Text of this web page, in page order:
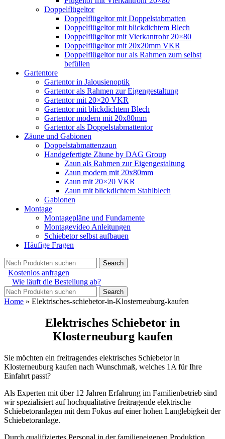
Doppelflügeltor
Doppelflügeltor mit Doppelstabmatten
Doppelflügeltor mit blickdichtem Blech
Doppelflügeltor mit Vierkantrohr 20×80
Doppelflügeltor mit 20x20mm VKR
Doppelflügeltor nur als Rahmen zum selbst
befüllen
Gartentore
Gartentor in Jalousienoptik
Gartentor als Rahmen zur Eigengestaltung
Gartentor mit 20×20 VKR
Gartentor mit blickdichtem Blech
Gartentor modern mit 20x80mm
Gartentor als Doppelstabmattentor
Zäune und Gabionen
Doppelstabmattenzaun
Handgefertigte Zäune by DAG Group
Zaun als Rahmen zur Eigengestaltung
Zaun modern mit 20x80mm
Zaun mit 20×20 VKR
Zaun mit blickdichtem Stahlblech
Gabionen
Montage
Montagepläne und Fundamente
Montagevideo Anleitungen
Schiebetor selbst aufbauen
Häufige Fragen
Search
Kostenlos anfragen
Wie läuft die Bestellung ab?
Search
Home » Elektrisches-schiebetor-in-Klosterneuburg-kaufen
Elektrisches Schiebetor in
Klosterneuburg kaufen
Sie möchten ein freitragendes elektrisches Schiebetor in
Klosterneuburg kaufen nach Wunschmaß, welches 1A für Ihre
Einfahrt passt?
Als Experten mit über 12 Jahren Erfahrung im Familienbetrieb sind
wir spezialisiert auf hochqualitative freitragende elektrische
Schiebetoranlagen mit dem Fokus auf einer hohen Langlebigkeit der
Schiebetoranlage.
Durch qualifiziertes Personal in der familieneigenen Produktion,